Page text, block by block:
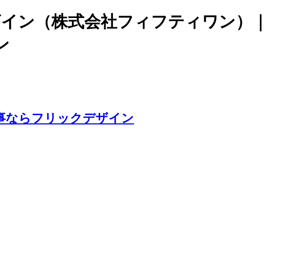
ン（株式会社フィフティワン）｜
ならフリックデザイン